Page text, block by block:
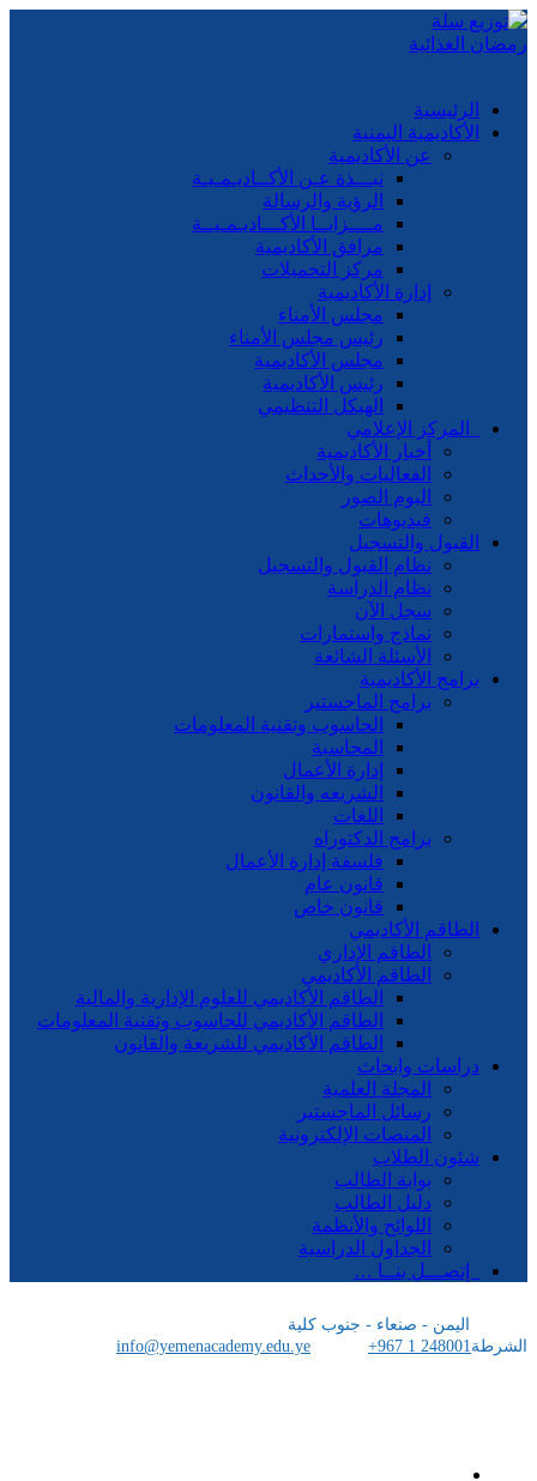
الرئيسية
الأكاديمية اليمنية
عن الأكاديمية
نبـــذة عـن الأكــاديـمـيـة
الرؤية والرسالة
مــــزايــا الأكـــاديـمـيــة
مرافق الأكاديمية
مركز التحميلات
إدارة الأكاديمية
مجلس الأمناء
رئيس مجلس الأمناء
مجلس الأكاديمية
رئيس الأكاديمية
الهيكل التنظيمي
المركز الإعلامي
أخبار الأكاديمية
الفعاليات والأحداث
البوم الصور
فيديوهات
القبول والتسجيل
نظام القبول والتسجيل
نظام الدراسة
سجل الآن
نماذج واستمارات
الأسئلة الشائعة
برامج الأكاديمية
برامج الماجستير
الحاسوب وتقنية المعلومات
المحاسبة
إدارة الأعمال
الشريعه والقانون
اللغات
برامج الدكتوراه
فلسفة إدارة الأعمال
قانون عام
قانون خاص
الطاقم الأكاديمي
الطاقم الإداري
الطاقم الأكاديمي
الطاقم الأكاديمي للعلوم الإدارية والمالية
الطاقم الأكاديمي للحاسوب وتقنية المعلومات
الطاقم الأكاديمي للشريعة والقانون
دراسات وابحاث
المجلة العلمية
رسائل الماجستير
المنصات الإلكترونية
شئون الطلاب
بوابة الطالب
دليل الطالب
اللوائح والأنظمة
الجداول الدراسية
إتصـــل بنــا …
اليمن - صنعاء - جنوب كلية
الشرطة
info@yemenacademy.edu.ye +967 1 248001